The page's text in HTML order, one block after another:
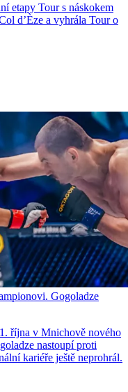
etapy Tour s náskokem
d’Èze a vyhrála Tour o
Gogoladze
října v Mnichově nového
nastoupí proti
kariéře ještě neprohrál.